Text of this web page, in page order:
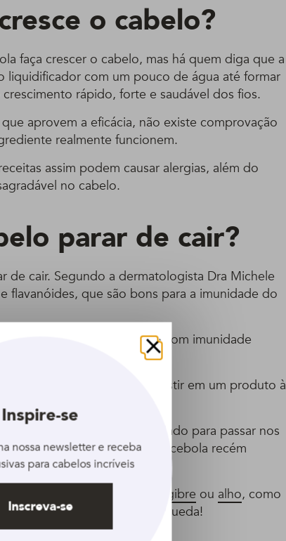
o cabelo?
faça crescer o cabelo, mas há quem diga que a
liquidificador com um pouco de água até formar
rápido, forte e saudável dos fios.
aprovem a eficácia, não existe comprovação
realmente funcionem.
assim podem causar alergias, além do
no cabelo.
parar de cair?
de cair. Segundo a dermatologista Dra Michele
flavanóides, que são bons para a imunidade do
cabelo. As que teriam a ver com imunidade
da cebola crua”, indica.
que seja mais cômodo investir em um produto à
base de quercetina manipulado para passar nos
só pode ser na hora com a cebola recém
crua”, explica.
tônicos de cebola com
gengibre ou alho, como
produtos específicos para queda!
Fechar
Inspire-se
nossa newsletter e receba
para cabelos incríveis
Inscreva-se